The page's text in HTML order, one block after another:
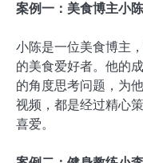
案例一：美食博主小陈
小陈是一位美食博主
的美食爱好者。他的
的角度思考问题，为
视频，都是经过精心
喜爱。